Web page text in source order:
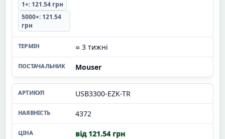
1+: 121.54 грн
5000+: 121.54
грн
≈ 3 тижні
Mouser
USB3300-EZK-TR
4372
від 121.54 грн